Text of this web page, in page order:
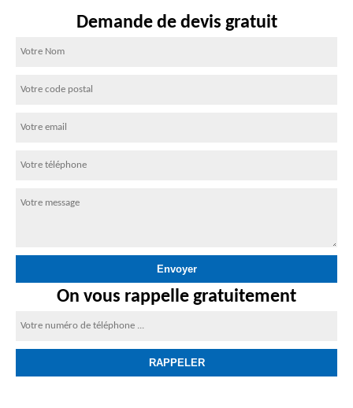
Demande de devis gratuit
On vous rappelle gratuitement